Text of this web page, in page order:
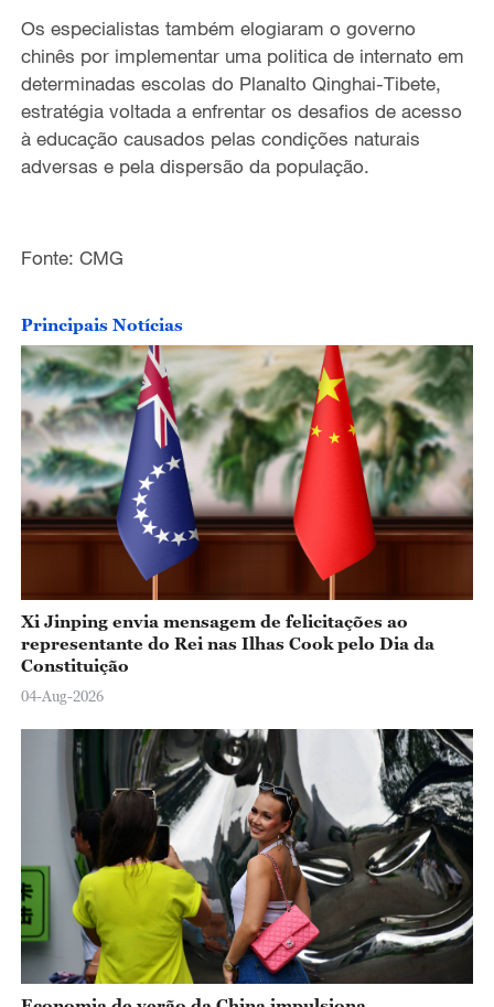
Os especialistas também elogiaram o governo
chinês por implementar uma politica de internato em
determinadas escolas do Planalto Qinghai-Tibete,
estratégia voltada a enfrentar os desafios de acesso
à educação causados pelas condições naturais
adversas e pela dispersão da população.
Fonte: CMG
Principais Notícias
Xi Jinping envia mensagem de felicitações ao
representante do Rei nas Ilhas Cook pelo Dia da
Constituição
04-Aug-2026